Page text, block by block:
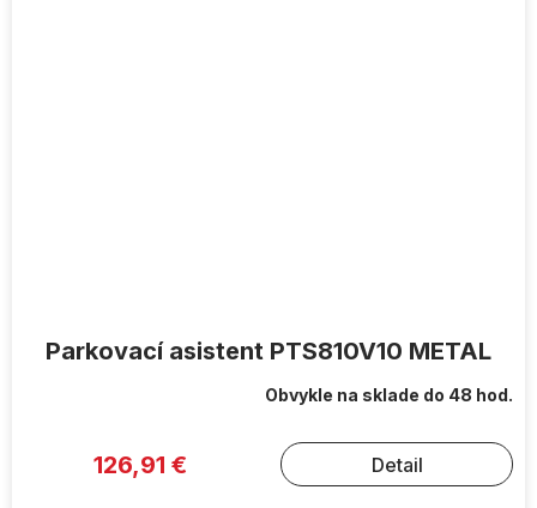
Parkovací asistent PTS810V10 METAL
Obvykle na sklade do 48 hod.
126,91 € Detail